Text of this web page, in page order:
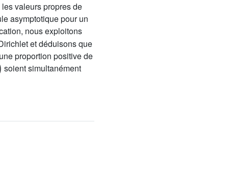
valeurs propres de
asymptotique pour un
nous exploitons
et déduisons que
proportion positive de
)
soient simultanément